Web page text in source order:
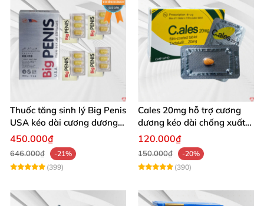
Thuốc tăng sinh lý Big Penis
USA kéo dài cương dương
chống xuất tinh sớm
450.000₫
646.000₫
-21%
(399)
Cales 20mg hỗ trợ cương
dương kéo dài chống xuất
tinh sớm thành phần
120.000₫
150.000₫
-20%
(390)